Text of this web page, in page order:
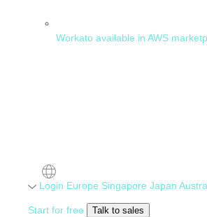
Workato available in AWS
Login Europe Singapore Japan
Start for free Talk to sales